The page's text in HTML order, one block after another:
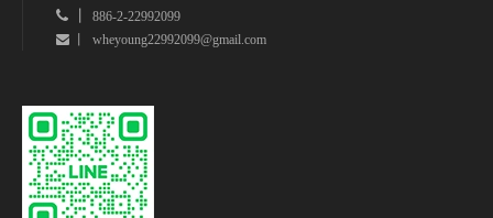
 丨 886-2-22992099
 丨 wheyoung22992099@gmail.com